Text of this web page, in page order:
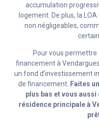
accumulation
logement. De plus, la
non négligeables,
Pour vous permettre
financement à
un fond d’investissement
de financement. Faites
plus bas et vous
résidence principale à